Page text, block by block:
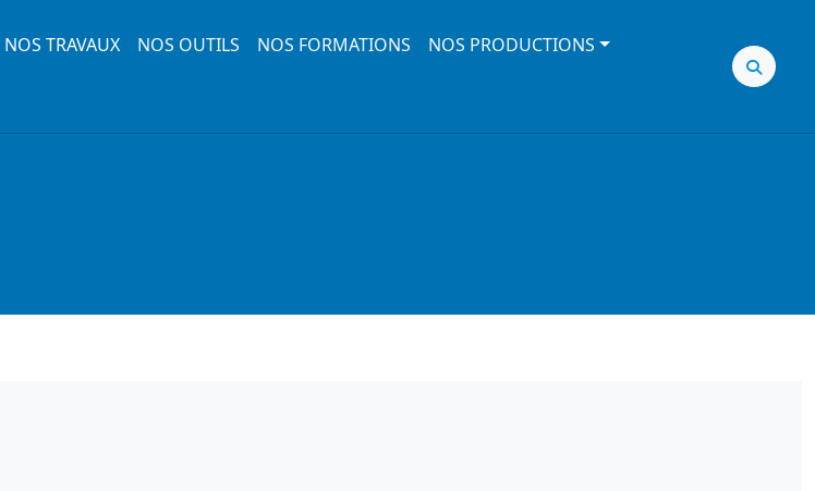
NOS TRAVAUX NOS OUTILS NOS FORMATIONS
NOS PRODUCTIONS